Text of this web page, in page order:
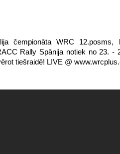
čempionāta WRC 12.posms,
Rally Spānija notiek no 23. -
tiešraidē! LIVE @